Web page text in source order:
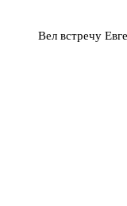
Вел встречу